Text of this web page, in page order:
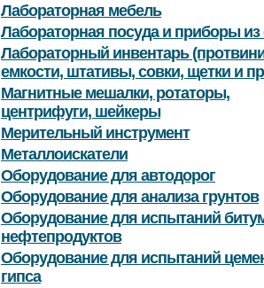
Лабораторная мебель
Лабораторная посуда и приборы из
Лабораторный инвентарь
емкости, штативы, совки, щетки и
Магнитные мешалки, ротаторы,
центрифуги, шейкеры
Мерительный инструмент
Металлоискатели
Оборудование для автодорог
Оборудование для анализа грунтов
Оборудование для испытаний
нефтепродуктов
Оборудование для испытаний
гипса